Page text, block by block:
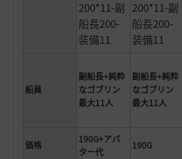
200*11-副
船長200-
装備11
200*11-副
船長200-
装備11
船員
副船長+純粋
なゴブリン
最大11人
副船長+純粋
なゴブリン
最大11人
価格
190G+アバ
ター代
190G